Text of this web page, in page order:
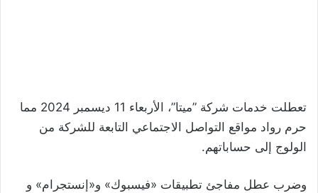
تعطلت خدمات شركة ”ميتا”، الأربعاء 11 ديسمبر 2024 مما
حرم رواد مواقع التواصل الاجتماعي التابعة للشركة من
الولوج إلى حساباتهم.
وضرب عطل مفاجئ تطبيقات «فيسبوك» و«إنستجرام» و